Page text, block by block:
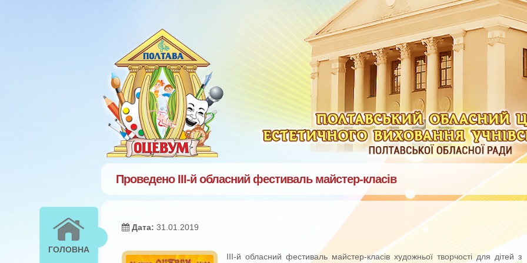
ГОЛОВНА
Проведено ІІІ-й обласний фестиваль майстер-класів
Дата: 31.01.2019
ІІІ-й обласний фестиваль майстер-класів художньої творчості для дітей з